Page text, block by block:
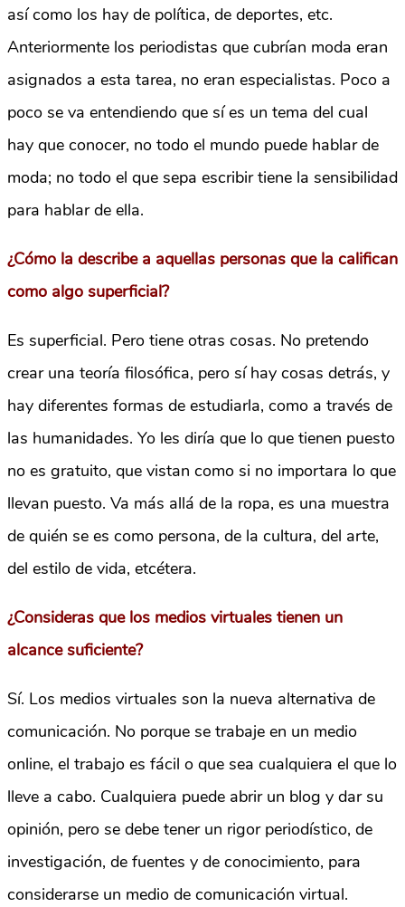
así como los hay de política, de deportes, etc.
Anteriormente los periodistas que cubrían moda eran
asignados a esta tarea, no eran especialistas. Poco a
poco se va entendiendo que sí es un tema del cual
hay que conocer, no todo el mundo puede hablar de
moda; no todo el que sepa escribir tiene la sensibilidad
para hablar de ella.
¿Cómo la describe a aquellas personas que la califican
como algo superficial?
Es superficial. Pero tiene otras cosas. No pretendo
crear una teoría filosófica, pero sí hay cosas detrás, y
hay diferentes formas de estudiarla, como a través de
las humanidades. Yo les diría que lo que tienen puesto
no es gratuito, que vistan como si no importara lo que
llevan puesto. Va más allá de la ropa, es una muestra
de quién se es como persona, de la cultura, del arte,
del estilo de vida, etcétera.
¿Consideras que los medios virtuales tienen un
alcance suficiente?
Sí. Los medios virtuales son la nueva alternativa de
comunicación. No porque se trabaje en un medio
online, el trabajo es fácil o que sea cualquiera el que lo
lleve a cabo. Cualquiera puede abrir un blog y dar su
opinión, pero se debe tener un rigor periodístico, de
investigación, de fuentes y de conocimiento, para
considerarse un medio de comunicación virtual.